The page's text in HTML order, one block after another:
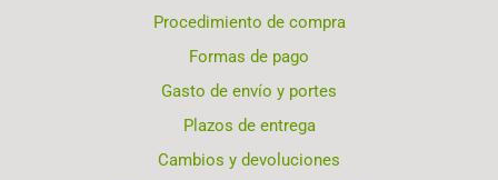
Procedimiento de compra
Formas de pago
Gasto de envío y portes
Plazos de entrega
Cambios y devoluciones